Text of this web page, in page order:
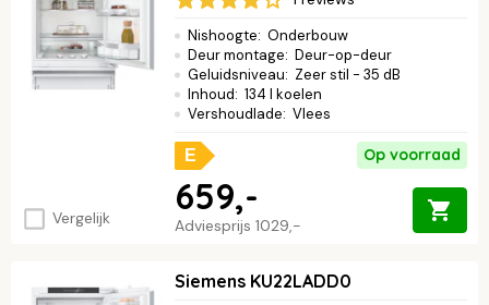
Vergelijk
Nishoogte: Onderbouw
Deur montage: Deur-op-deur
Geluidsniveau: Zeer stil - 35 dB
Inhoud: 134 l koelen
Vershoudlade: Vlees
E Op voorraad
Adviesprijs 1029,-
659,-
Siemens KU22LADD0